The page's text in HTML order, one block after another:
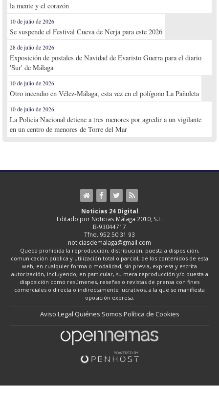
la mente y el corazón
10 de julio de 2026
Se suspende el Festival Cueva de Nerja para este 2026
28 de julio de 2026
Exposición de postales de Navidad de Evaristo Guerra para el diario
'Sur' de Málaga
10 de julio de 2026
Otro incendio en Vélez-Málaga, esta vez en el polígono La Pañoleta
10 de julio de 2026
La Policía Nacional detiene a tres menores por agredir a un vigilante
en un centro de menores de Torre del Mar
Noticias 24 Digital
Editado por Noticias Málaga 2010, S.L.
B-93044717
Tfno. 952 50 31 93
noticiasdemalaga@gmail.com
Queda prohibida la reproducción, distribución, puesta a disposición,
comunicación pública y utilización total o parcial, de los contenidos de esta
web, en cualquier forma o modalidad, sin previa, expresa y escrita
autorización, incluyendo, en particular, su mera reproducción y/o puesta a
disposición como resúmenes, reseñas o revistas de prensa con fines
comerciales o directa o indirectamente lucrativos, a la que se manifiesta
oposición expresa.
Aviso Legal Quiénes Somos Política de Cookies